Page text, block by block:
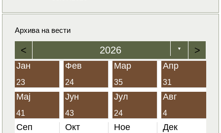
Архива на вести
< 2026 ▼ >
Јан
23
Фев
24
Мар
35
Апр
31
Мај
41
Јун
43
Јул
24
Авг
4
Сеп Окт Ное Дек